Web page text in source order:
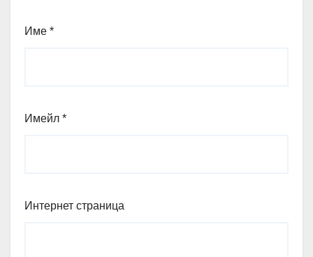
Име *
Имейл *
Интернет страница